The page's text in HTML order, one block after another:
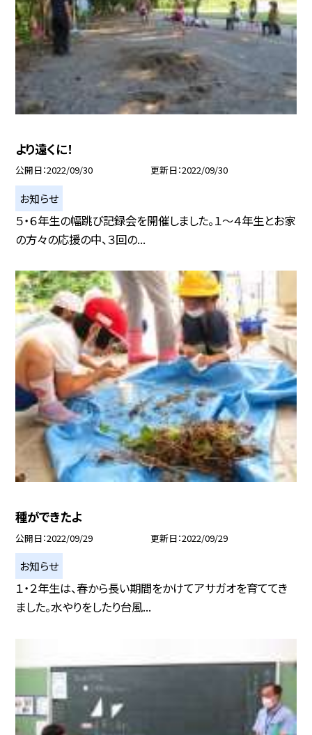
より遠くに！
公開日 2022/09/30 更新日 2022/09/30
お知らせ
５・６年生の幅跳び記録会を開催しました。１〜４年生とお家
の方々の応援の中、３回の...
種ができたよ
公開日 2022/09/29 更新日 2022/09/29
お知らせ
１・２年生は、春から長い期間をかけてアサガオを育ててき
ました。水やりをしたり台風...